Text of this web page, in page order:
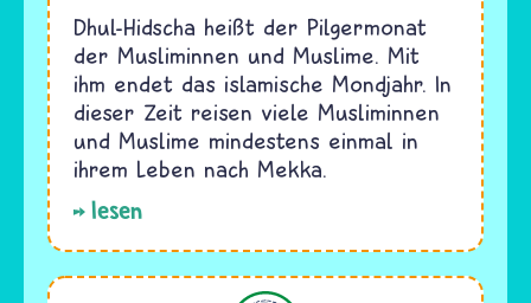
Dhul-Hidscha heißt der Pilgermonat
der Musliminnen und Muslime. Mit
ihm endet das islamische Mondjahr. In
dieser Zeit reisen viele Musliminnen
und Muslime mindestens einmal in
ihrem Leben nach Mekka.
lesen